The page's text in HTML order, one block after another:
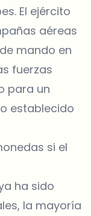
El ejército
aéreas
mando en
fuerzas
para un
establecido
si el
ha sido
la mayoría